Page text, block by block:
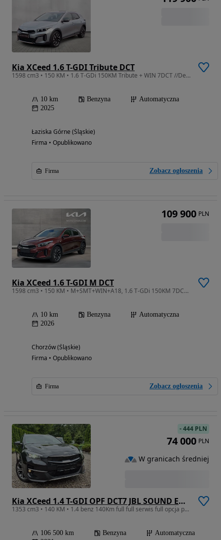
Kia XCeed 1.6 T-GDI Tribute DCT
1598 cm3 • 150 KM • 1.6 T-GDi 150KM Tribute + WIN 7DCT //Dealer Kia Etrans\\
10 km Benzyna
Automatyczna
2025
Łaziska Górne (Śląskie)
Firma • Opublikowano
Firma Zobacz ogłoszenia
Kia XCeed 1.6 T-GDI M DCT
1598 cm3 • 150 KM • M+SMT+WIN+A18, 1.6 T-GDi 150KM 7DCT, Promocyjne finansowanie!
10 km Benzyna
Automatyczna
2026
Chorzów (Śląskie)
Firma • Opublikowano
Firma Zobacz ogłoszenia
109 900 PLN
Kia XCeed 1.4 T-GDI OPF DCT7 JBL SOUND EDITION
1353 cm3 • 140 KM • 1.4 benz 140Km full full serwis full opcja przeb. TYLKO 106tys. Niemcy
106 500 km Benzyna
Automatyczna
-444 PLN
74 000 PLN
W granicach średniej